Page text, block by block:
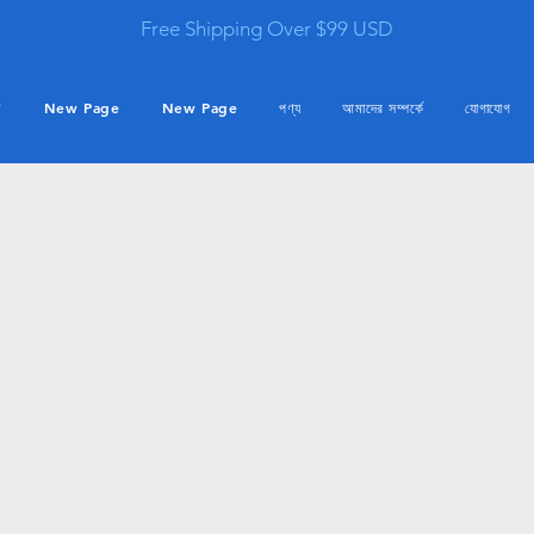
Free Shipping Over $99 USD
New Page New Page পণ্য আমাদের সম্পর্কে যোগাযোগ